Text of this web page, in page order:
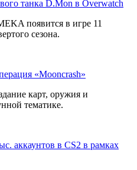
танка D.Mon в Overwatch
появится в игре 11
сезона.
«Mooncrash»
карт, оружия и
тематике.
аккаунтов в CS2 в рамках